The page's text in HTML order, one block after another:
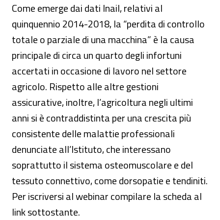
Come emerge dai dati Inail, relativi al
quinquennio 2014-2018, la “perdita di controllo
totale o parziale di una macchina” è la causa
principale di circa un quarto degli infortuni
accertati in occasione di lavoro nel settore
agricolo. Rispetto alle altre gestioni
assicurative, inoltre, l’agricoltura negli ultimi
anni si è contraddistinta per una crescita più
consistente delle malattie professionali
denunciate all’Istituto, che interessano
soprattutto il sistema osteomuscolare e del
tessuto connettivo, come dorsopatie e tendiniti.
Per iscriversi al webinar compilare la scheda al
link sottostante.